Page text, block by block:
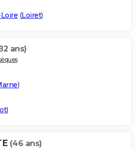
(Loiret)
ans)
)
)
(46 ans)